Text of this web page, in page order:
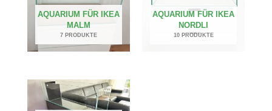
AQUARIUM FÜR IKEA
MALM
7 PRODUKTE
AQUARIUM FÜR IKEA
NORDLI
10 PRODUKTE